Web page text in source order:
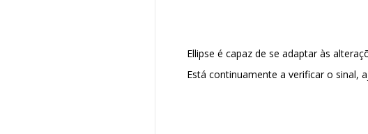
Ellipse é capaz de se adaptar às
Está continuamente a verificar o sinal,